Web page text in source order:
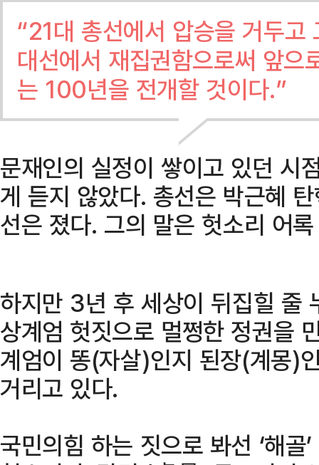
“21대 총선에서 압승을 거두
대선에서 재집권함으로써 앞으
는 100년을 전개할 것이다.”
문재인의 실정이 쌓이고 있던 시
게 듣지 않았다. 총선은 박근혜
선은 졌다. 그의 말은 헛소리 어
하지만 3년 후 세상이 뒤집힐 줄
상계엄 헛짓으로 멀쩡한 정권을
계엄이 똥(자살)인지 된장(계몽)
거리고 있다.
국민의힘 하는 짓으로 봐선 ‘해